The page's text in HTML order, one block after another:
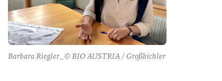
Barbara Riegler_© BIO AUSTRIA / Großbichler